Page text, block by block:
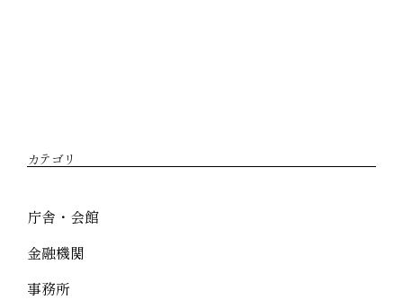
カテゴリ
庁舎・会館
金融機関
事務所